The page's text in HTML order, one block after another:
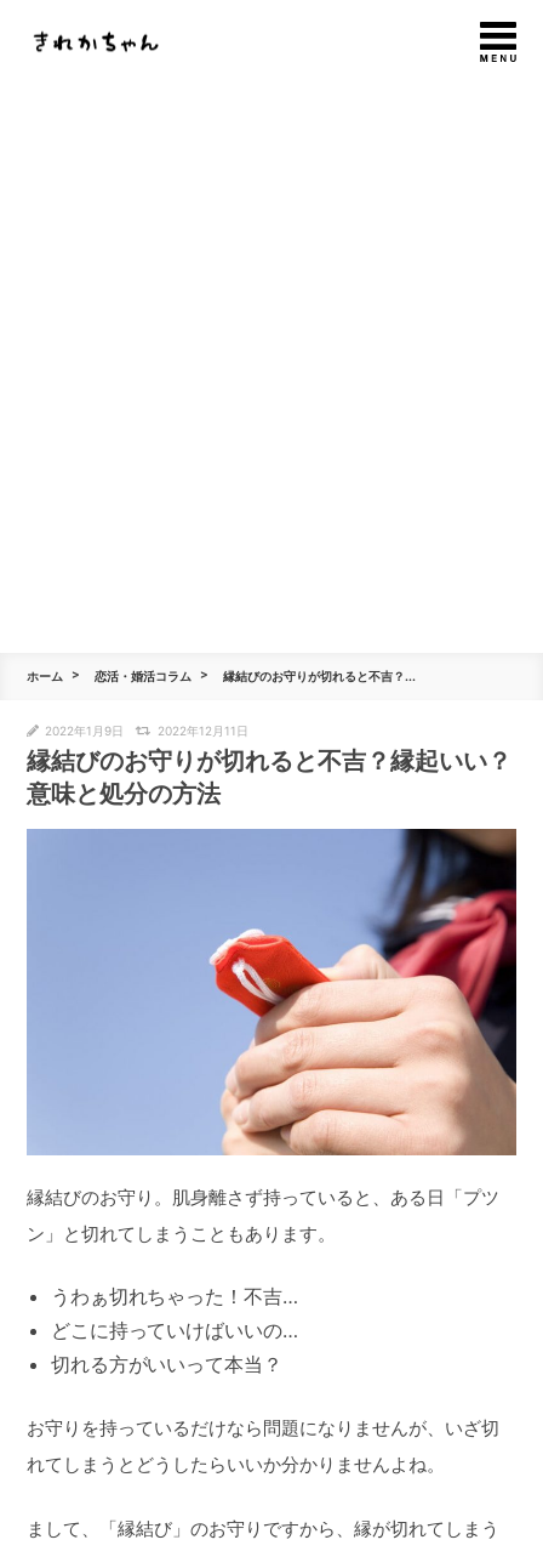
ホーム 恋活・婚活コラム 縁結びのお守りが切れると不吉？...
2022年1月9日 2022年12月11日
縁結びのお守りが切れると不吉？縁起いい？
意味と処分の方法
縁結びのお守り。肌身離さず持っていると、ある日「プツ
ン」と切れてしまうこともあります。
うわぁ切れちゃった！不吉…
どこに持っていけばいいの…
切れる方がいいって本当？
お守りを持っているだけなら問題になりませんが、いざ切
れてしまうとどうしたらいいか分かりませんよね。
まして、「縁結び」のお守りですから、縁が切れてしまう